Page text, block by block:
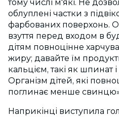
тому числі м'які. Не
облуплені частки з
фарбованих поверхонь.
взуття перед входом в
дітям повноцінне
жиру; давайте їм
кальцієм, такі як шпинат
Організм дітей, які
поглинає менше
Наприкінці виступила